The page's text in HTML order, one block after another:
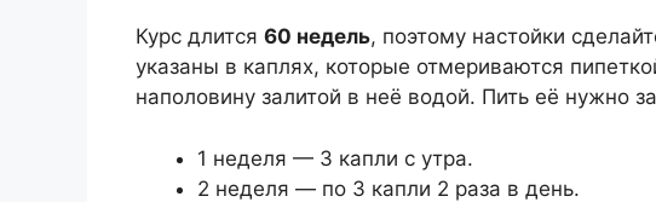
Курс длится 60 недель, поэтому настойки
указаны в каплях, которые отмериваются
наполовину залитой в неё водой. Пить её нужно
1 неделя — 3 капли с утра.
2 неделя — по 3 капли 2 раза в день.